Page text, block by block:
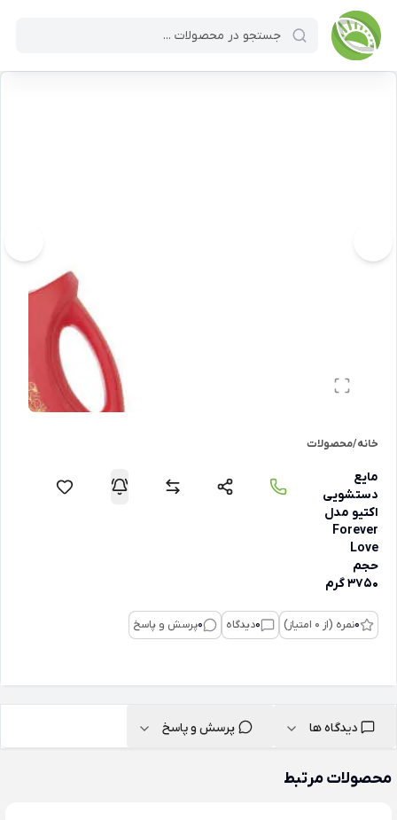
خانه/محصولات
مایع
دستشویی
اکتیو مدل
Forever
Love
حجم
3750 گرم
0نمره (از 0 امتیاز) 0دیدگاه 0پرسش و پاسخ
دیدگاه ها پرسش و پاسخ
محصولات مرتبط